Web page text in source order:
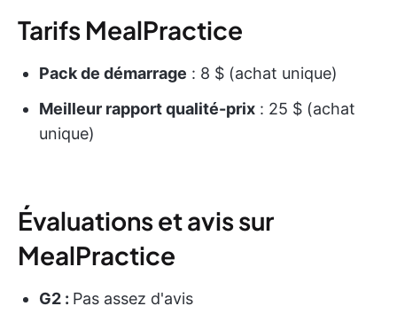
Tarifs MealPractice
Pack de démarrage : 8 $ (achat unique)
Meilleur rapport qualité-prix : 25 $ (achat
unique)
Évaluations et avis sur
MealPractice
G2 : Pas assez d'avis